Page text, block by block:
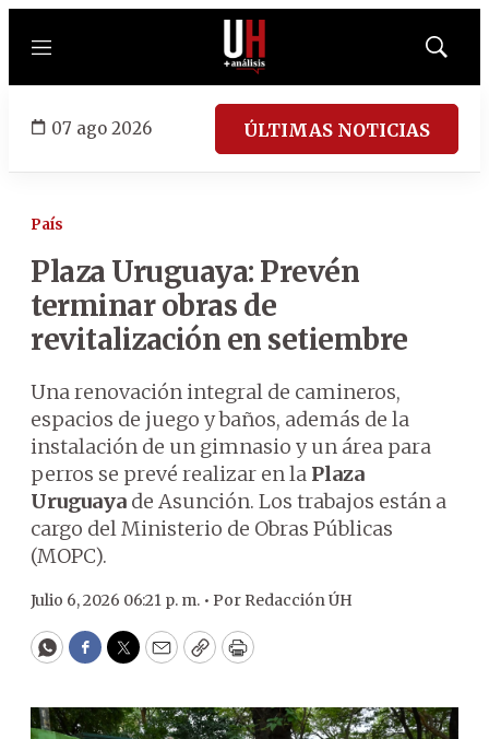
Menú
Mostrar
07 ago 2026 ÚLTIMAS NOTICIAS
País
Plaza Uruguaya: Prevén
terminar obras de
revitalización en setiembre
Una renovación integral de camineros,
espacios de juego y baños, además de la
instalación de un gimnasio y un área para
perros se prevé realizar en la Plaza
Uruguaya de Asunción. Los trabajos están a
cargo del Ministerio de Obras Públicas
(MOPC).
Julio 6, 2026 06:21 p. m. • Por Redacción ÚH
WhatsApp
Facebook
Twitter
EmailCopyPrint